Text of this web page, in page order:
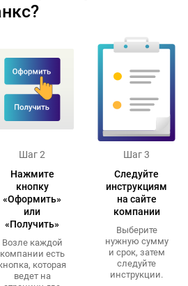
Шаг 2
Нажмите
кнопку
«Оформить»
или
«Получить»
Возле каждой
компании есть
которая
ведет на
Шаг 3
Следуйте
инструкциям
на сайте
компании
Выберите
нужную сумму
и срок, затем
следуйте
инструкции.